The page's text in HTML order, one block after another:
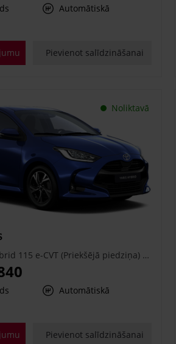
Automātiskā
Pievienot salīdzināšanai
Noliktavā
Active Plus 1.5 Hybrid 115 e-CVT (Priekšējā piedziņa) (68 kW)
Automātiskā
Pievienot salīdzināšanai